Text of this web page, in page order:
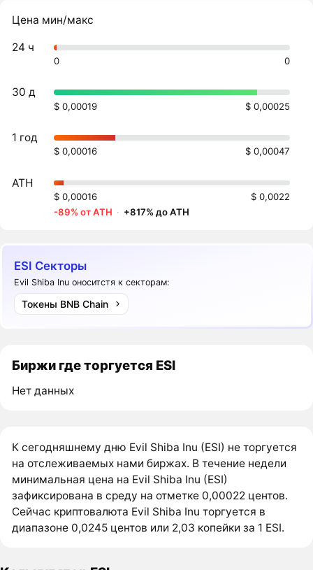
Цена мин/макс
24 ч
0 0
30 д
$ 0,00019 $ 0,00025
1 год
$ 0,00016 $ 0,00047
ATH
$ 0,00016
$ 0,0022
-89% от ATH · +817% до ATH
ESI Секторы
Evil Shiba Inu оноситстя к секторам:
Токены BNB Chain
Биржи где торгуется ESI
Нет данных
К сегодняшнему дню Evil Shiba Inu (ESI) не торгуется
на отслеживаемых нами биржах. В течение недели
минимальная цена на Evil Shiba Inu (ESI)
зафиксирована в среду на отметке 0,00022 центов.
Сейчас криптовалюта Evil Shiba Inu торгуется в
диапазоне 0,0245 центов или 2,03 копейки за 1 ESI.